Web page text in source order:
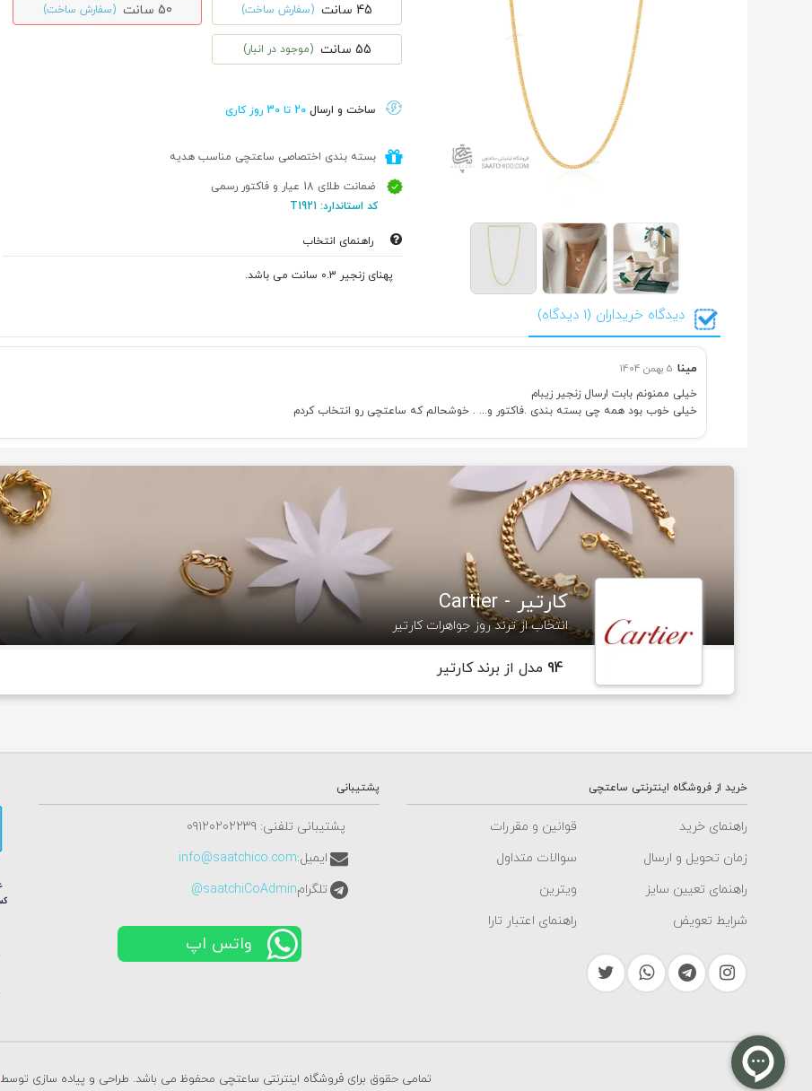
45 سانت (سفارش ساخت) 50 سانت (سفارش ساخت)
55 سانت (موجود در انبار)
ساخت و ارسال 20 تا 30 روز کاری
بسته بندی اختصاصی ساعتچی مناسب هدیه
ضمانت طلای 18 عیار و فاکتور رسمی
کد استاندارد: T1921
راهنمای انتخاب
پهنای زنجیر 0.3 سانت می باشد.
دیدگاه خریداران (1 دیدگاه)
مینا 5 بهمن 1404
خیلی ممنونم بابت ارسال زنجیر زیبام
خیلی خوب بود همه چی بسته بندی .فاکتور و... . خوشحالم که ساعتچی رو انتخاب کردم
کارتیر - Cartier
انتخاب از ترند روز جواهرات کارتیر
94 مدل از برند کارتیر
خرید از فروشگاه اینترنتی ساعتچی
راهنمای خرید
قوانین و مقررات
زمان تحویل و ارسال
سوالات متداول
راهنمای تعیین سایز
ویترین
شرایط تعویض
راهنمای اعتبار تارا
پشتیبانی
پشتیبانی تلفنی: ٠٩١٢٠٢٠٢٢٣٩
ایمیل:info@saatchico.com
تلگرامsaatchiCoAdmin@
واتس اپ
تمامی حقوق برای فروشگاه اینترنتی ساعتچی محفوظ می باشد. طراحی و پیاده سازی توسط